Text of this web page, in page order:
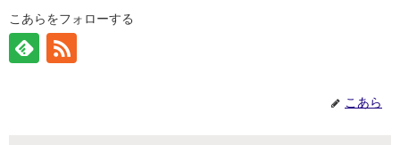
こあらをフォローする
こあら